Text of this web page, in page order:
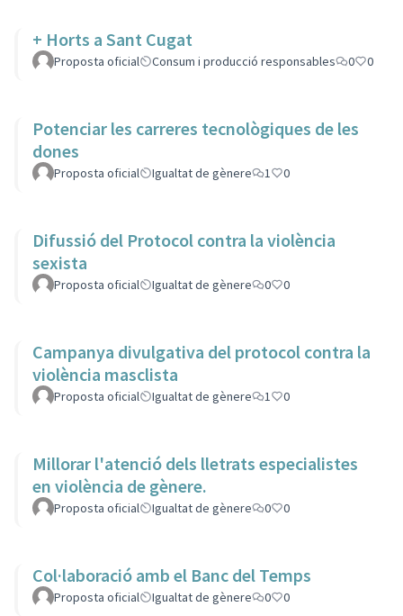
+ Horts a Sant Cugat
Proposta oficial Consum i producció responsables 0 0
Potenciar les carreres tecnològiques de les
dones
Proposta oficial Igualtat de gènere 1 0
Difussió del Protocol contra la violència
sexista
Proposta oficial Igualtat de gènere 0 0
Campanya divulgativa del protocol contra la
violència masclista
Proposta oficial Igualtat de gènere 1 0
Millorar l'atenció dels lletrats especialistes
en violència de gènere.
Proposta oficial Igualtat de gènere 0 0
Col·laboració amb el Banc del Temps
Proposta oficial Igualtat de gènere 0 0